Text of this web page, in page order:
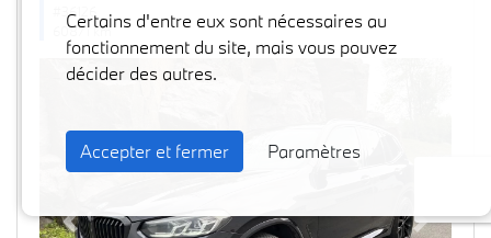
#36126
60871 km
Previous Next
Certains d'entre eux sont nécessaires au
fonctionnement du site, mais vous pouvez
décider des autres.
Accepter et fermer Paramètres